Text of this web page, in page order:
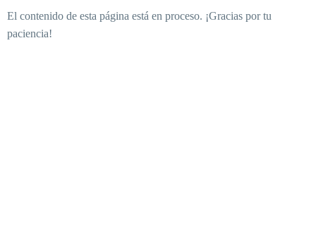
El contenido de esta página está en proceso. ¡Gracias por tu
paciencia!